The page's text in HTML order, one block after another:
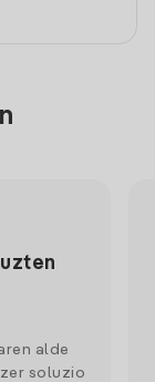
alde
soluzio